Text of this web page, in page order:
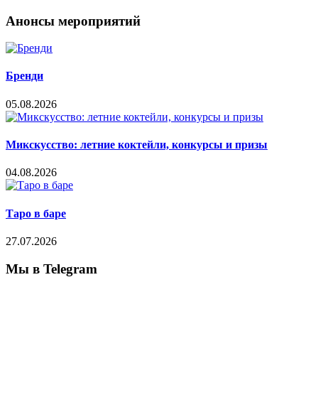
Анонсы мероприятий
Бренди
05.08.2026
Микскусство: летние коктейли, конкурсы и призы
04.08.2026
Таро в баре
27.07.2026
Мы в Telegram